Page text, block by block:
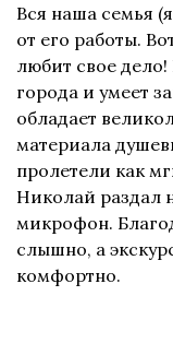
Вся наша семья
от его работы.
любит свое
города и умеет
обладает
материала
пролетели как
Николай раздал
микрофон.
слышно, а
комфортно.